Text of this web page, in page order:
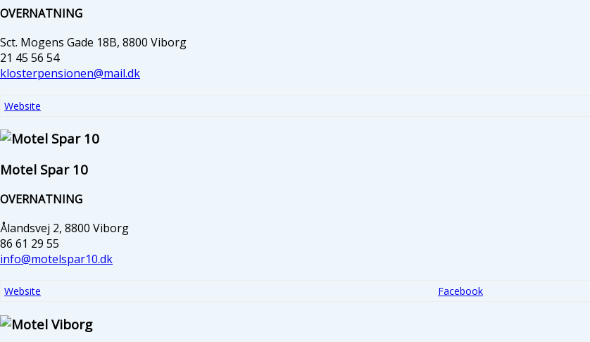
OVERNATNING
Sct. Mogens Gade 18B, 8800 Viborg
21 45 56 54
klosterpensionen@mail.dk
Website
Motel Spar 10
OVERNATNING
Ålandsvej 2, 8800 Viborg
86 61 29 55
info@motelspar10.dk
Website Facebook